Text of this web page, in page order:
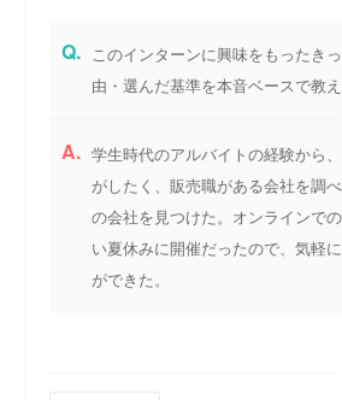
Q.
このインターンに興味をもったき
由・選んだ基準を本音ベースで教え
A. 学生時代のアルバイトの経験から
がしたく、販売職がある会社を調
の会社を見つけた。オンラインで
い夏休みに開催だったので、気軽
ができた。